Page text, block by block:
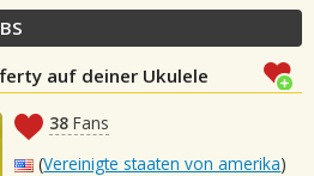
auf deiner Ukulele
38 Fans
(Vereinigte staaten von amerika)